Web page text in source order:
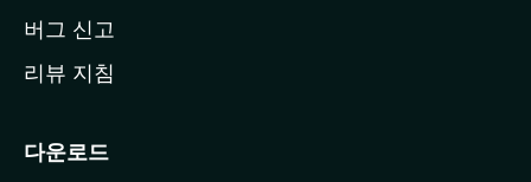
버그 신고
리뷰 지침
다운로드